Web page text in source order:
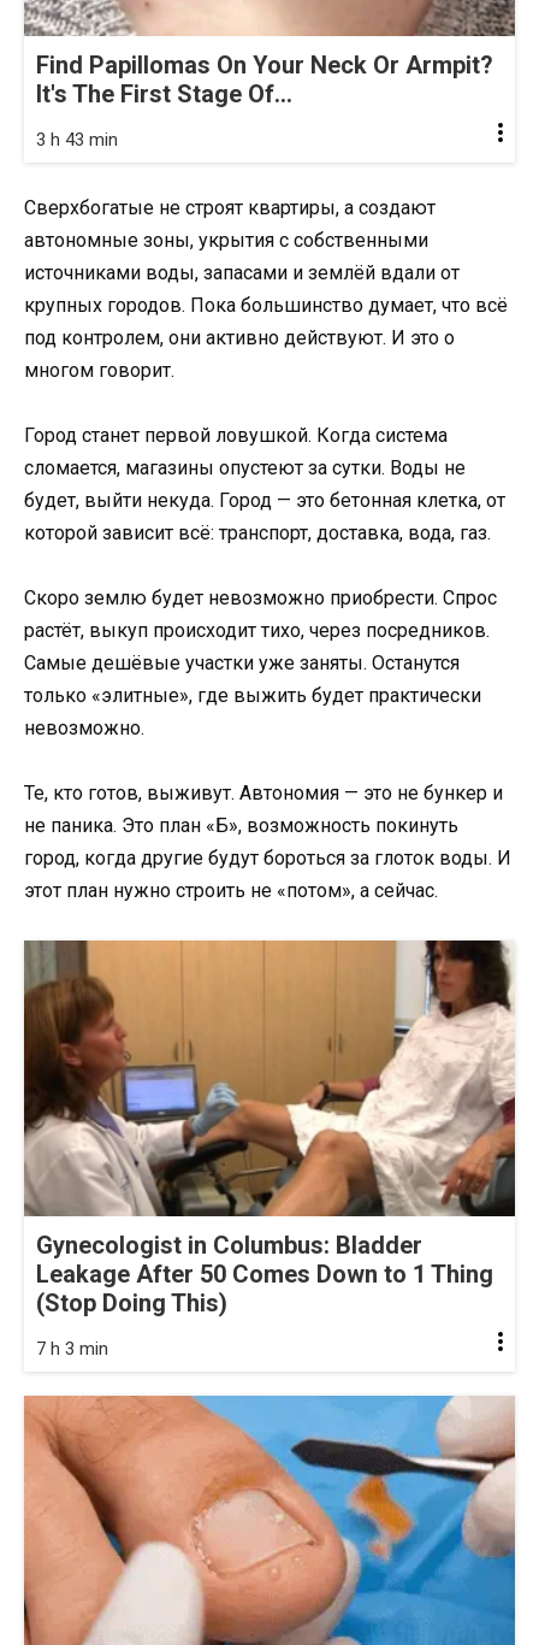
Find Papillomas On Your Neck Or Armpit?
It's The First Stage Of...
3 h 43 min
Сверхбогатые не строят квартиры, а создают
автономные зоны, укрытия с собственными
источниками воды, запасами и землёй вдали от
крупных городов. Пока большинство думает, что всё
под контролем, они активно действуют. И это о
многом говорит.
Город станет первой ловушкой. Когда система
сломается, магазины опустеют за сутки. Воды не
будет, выйти некуда. Город — это бетонная клетка, от
которой зависит всё: транспорт, доставка, вода, газ.
Скоро землю будет невозможно приобрести. Спрос
растёт, выкуп происходит тихо, через посредников.
Самые дешёвые участки уже заняты. Останутся
только «элитные», где выжить будет практически
невозможно.
Те, кто готов, выживут. Автономия — это не бункер и
не паника. Это план «Б», возможность покинуть
город, когда другие будут бороться за глоток воды. И
этот план нужно строить не «потом», а сейчас.
Gynecologist in Columbus: Bladder
Leakage After 50 Comes Down to 1 Thing
(Stop Doing This)
7 h 3 min